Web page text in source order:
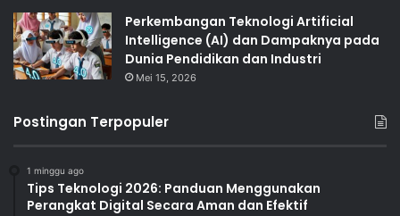
Perkembangan Teknologi Artificial
Intelligence (AI) dan Dampaknya pada
Dunia Pendidikan dan Industri
Mei 15, 2026
Postingan Terpopuler
1 minggu ago
Tips Teknologi 2026: Panduan Menggunakan
Perangkat Digital Secara Aman dan Efektif